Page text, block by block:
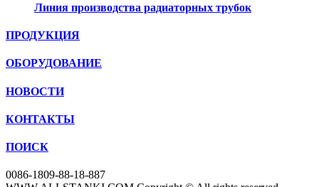
Линия производства радиаторных трубок
ПРОДУКЦИЯ
ОБОРУДОВАНИЕ
НОВОСТИ
КОНТАКТЫ
ПОИСК
0086-1809-88-18-887